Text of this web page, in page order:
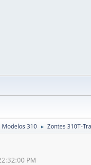
Modelos 310 ► Zontes 310T-
PM